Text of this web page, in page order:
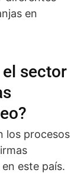
en
sector
los procesos
este país.